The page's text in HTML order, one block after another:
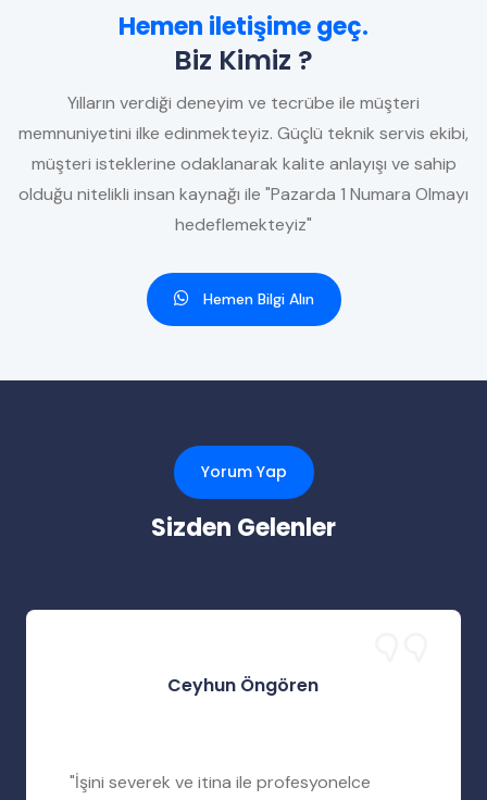
Hemen iletişime geç.
Biz Kimiz ?
Yılların verdiği deneyim ve tecrübe ile müşteri
memnuniyetini ilke edinmekteyiz. Güçlü teknik servis ekibi,
müşteri isteklerine odaklanarak kalite anlayışı ve sahip
olduğu nitelikli insan kaynağı ile "Pazarda 1 Numara Olmayı
hedeflemekteyiz"
Hemen Bilgi Alın
Yorum Yap
Sizden Gelenler
Ceyhun Öngören
"İşini severek ve itina ile profesyonelce